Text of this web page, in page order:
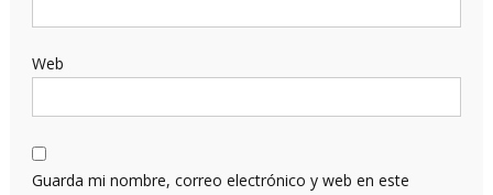
Web
Guarda mi nombre, correo electrónico y web en este